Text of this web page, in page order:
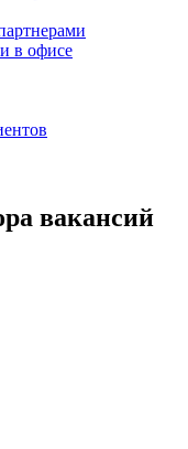
в офисе
вакансий